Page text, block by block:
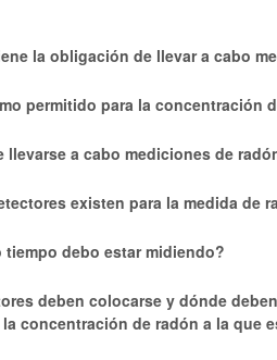
la obligación de llevar a cabo
permitido para la concentración
llevarse a cabo mediciones de
existen para la medida de
tiempo debo estar midiendo?
deben colocarse y dónde
concentración de radón a la que